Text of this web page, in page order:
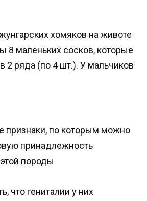
хомяков на животе
8 маленьких сосков, которые
2 ряда (по 4 шт.). У мальчиков
признаки, по которым можно
принадлежность
породы
что гениталии у них